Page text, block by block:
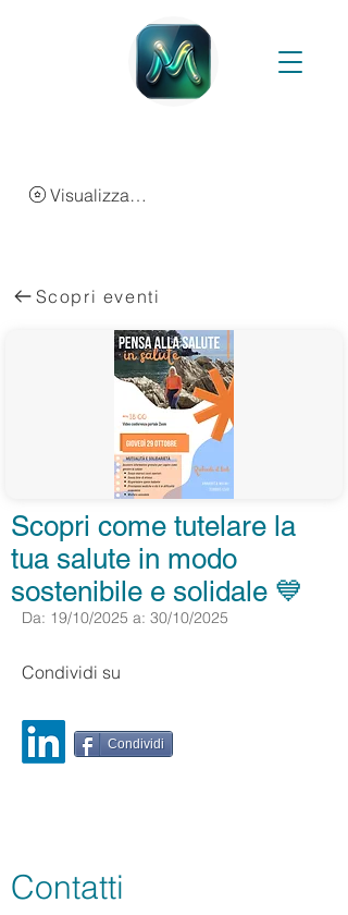
Visualizza punti
Scopri eventi
Scopri come tutelare la
tua salute in modo
sostenibile e solidale 💙
Da: 19/10/2025 a: 30/10/2025
Condividi su
Condividi
Contatti